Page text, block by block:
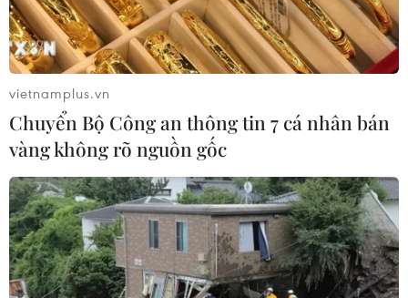
vietnamplus.vn
Chuyển Bộ Công an thông tin 7 cá nhân bán
vàng không rõ nguồn gốc